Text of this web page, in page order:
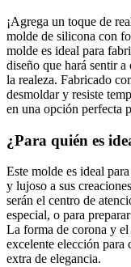
¡Agrega un toque de
molde de silicona con
molde es ideal para
diseño que hará sentir
la realeza. Fabricado
desmoldar y resiste
en una opción perfecta
¿Para quién es
Este molde es ideal
y lujoso a sus
serán el centro de
especial, o para
La forma de corona y
excelente elección para
extra de elegancia.